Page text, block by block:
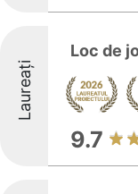
Laureați
Loc de
9.7